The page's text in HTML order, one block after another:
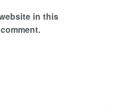
in this